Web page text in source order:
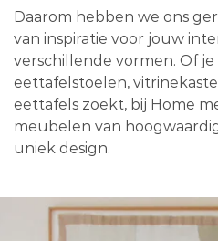
Daarom hebben we ons
van inspiratie voor jouw
verschillende vormen. Of
eettafelstoelen,
eettafels zoekt, bij Home
meubelen van
uniek design.